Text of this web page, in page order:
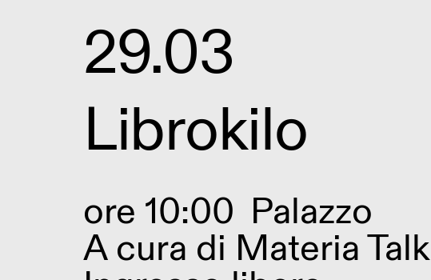
29.03
Librokilo
ore 10:00 Palazzo
A cura di Materia Talk